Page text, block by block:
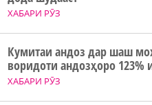
ХАБАРИ РӮЗ
ХАБАРИ РӮЗ
Кумитаи андоз дар шаш
воридоти андозҳоро 123%